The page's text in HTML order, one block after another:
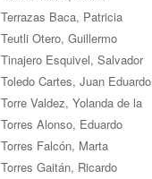
Terrazas Baca, Patricia
Teutli Otero, Guillermo
Tinajero Esquivel, Salvador
Toledo Cartes, Juan Eduardo
Torre Valdez, Yolanda de la
Torres Alonso, Eduardo
Torres Falcón, Marta
Torres Gaitán, Ricardo